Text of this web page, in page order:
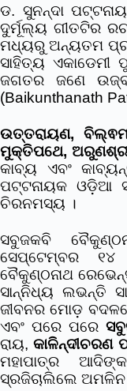
ଡ. ସୁନନ୍ଦା
ଦୁର୍ମୂଲ୍ୟ ଗୀତଟିର
ମଧ୍ୟରୁ ଅନ୍ୟତମ
ସାହିତ୍ୟ ଏକାଡେମୀ
ଜଗତର ଜଣେ
(Baikunthanath
ଉତ୍ତରାୟଣ,
ମୁକ୍ତିପଥେ,
କାବ୍ୟ ଏବଂ
ପଟ୍ଟନାୟକ ଓଡ଼ିଆ
ଚିରନମସ୍ୟ ।
ସବୁଜକବି
ସେପ୍ଟେମ୍ବର ୧୪
ବୈକୁଣ୍ଠନାଥ
ସାନ୍ନିଧ୍ୟ ଲଭନ୍ତି
ଜୀବନର ମୋଡ଼
ଏବଂ ପରେ ପରେ
ରାୟ,କାଳିନ୍ଦୀଚରଣ
ମହାପାତ୍ର
ସ୍ରଜିଚାଲିଲେ ଅମଳିନ